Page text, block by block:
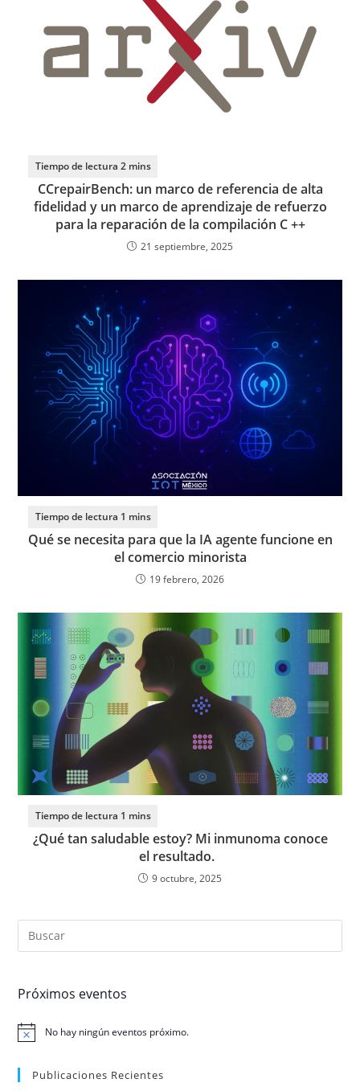
CCrepairBench: un marco de referencia de alta
fidelidad y un marco de aprendizaje de refuerzo
para la reparación de la compilación C ++
21 septiembre, 2025
Qué se necesita para que la IA agente funcione en
el comercio minorista
19 febrero, 2026
¿Qué tan saludable estoy? Mi inmunoma conoce
el resultado.
9 octubre, 2025
Próximos eventos
N
No hay ningún eventos próximo.
Publicaciones Recientes